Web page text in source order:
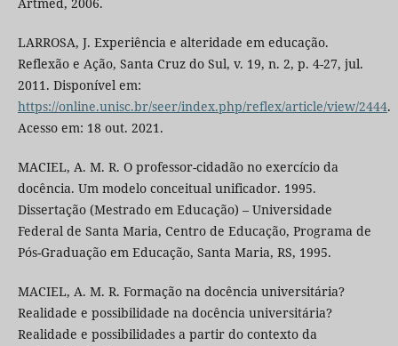
LARROSA, J. Experiência e alteridade em educação.
Reflexão e Ação, Santa Cruz do Sul, v. 19, n. 2, p. 4-27, jul.
2011. Disponível em:
https://online.unisc.br/seer/index.php/reflex/article/view/2444.
Acesso em: 18 out. 2021.
MACIEL, A. M. R. O professor-cidadão no exercício da
docência. Um modelo conceitual unificador. 1995.
Dissertação (Mestrado em Educação) – Universidade
Federal de Santa Maria, Centro de Educação, Programa de
Pós-Graduação em Educação, Santa Maria, RS, 1995.
MACIEL, A. M. R. Formação na docência universitária?
Realidade e possibilidade na docência universitária?
Realidade e possibilidades a partir do contexto da